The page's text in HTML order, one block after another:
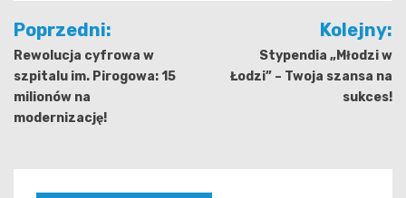
Nawigacja
wpisu
Poprzedni:
Rewolucja cyfrowa w
szpitalu im. Pirogowa: 15
milionów na
modernizację!
Kolejny:
Stypendia „Młodzi w
Łodzi” – Twoja szansa na
sukces!